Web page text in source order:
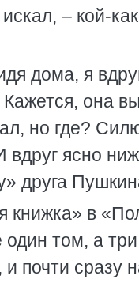
– кой-
дома, я
она
но где?
ясно
друга
книжка» в
том, а
почти сразу